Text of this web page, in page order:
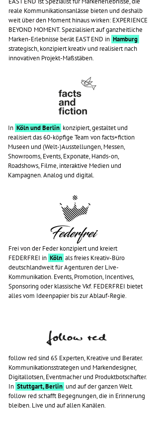
reale Kommunikationsanlässe bieten und deshalb
weit über den Moment hinaus wirken: EXPERIENCE
BEYOND MOMENT. Spezialisiert auf ganzheitliche
Marken-Erlebnisse berät EAST END in Hamburg
strategisch, konzipiert kreativ und realisiert nach
innovativen Projekt-Maßstäben.
In Köln und Berlin konzipiert, gestaltet und
realisiert das 60-köpfige Team von facts+fiction
Museen und (Welt-)Ausstellungen, Messen,
Showrooms, Events, Exponate, Hands-on,
Roadshows, Filme, interaktive Medien und
Kampagnen. Analog und digital.
Frei von der Feder konzipiert und kreiert
FEDERFREI in Köln als freies Kreativ-Büro
deutschlandweit für Agenturen der Live-
Kommunikation. Events, Promotion, Incentives,
Sponsoring oder klassische Vkf. FEDERFREI bietet
alles vom Ideenpapier bis zur Ablauf-Regie.
follow red sind 65 Experten, Kreative und Berater.
Kommunikationsstrategen und Markendesigner,
Digitallotsen, Eventmacher und Produktbotschafter.
In Stuttgart, Berlin und auf der ganzen Welt.
follow red schafft Begegnungen, die in Erinnerung
bleiben. Live und auf allen Kanälen.